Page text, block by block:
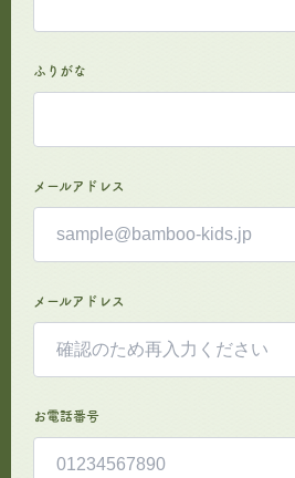
ふりがな
メールアドレス
メールアドレス
お電話番号